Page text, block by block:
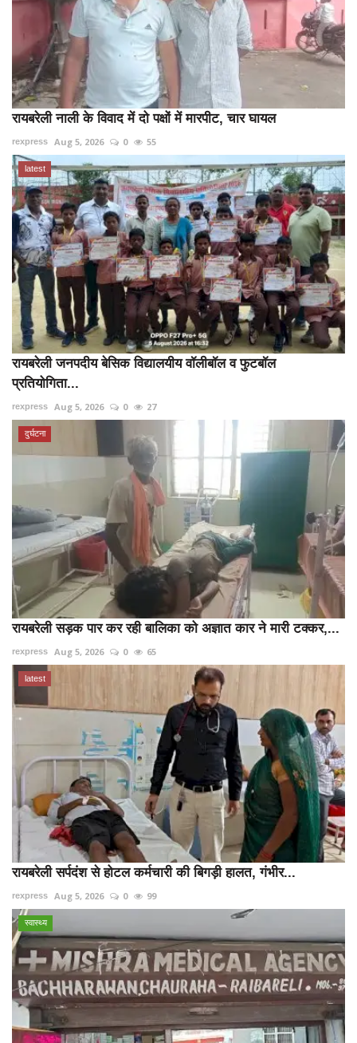
रायबरेली नाली के विवाद में दो पक्षों में मारपीट, चार घायल
rexpress Aug 5, 2026 0 55
latest
रायबरेली जनपदीय बेसिक विद्यालयीय वॉलीबॉल व फुटबॉल
प्रतियोगिता...
rexpress Aug 5, 2026 0 27
दुर्घटना
रायबरेली सड़क पार कर रही बालिका को अज्ञात कार ने मारी टक्कर,...
rexpress Aug 5, 2026 0 65
latest
रायबरेली सर्पदंश से होटल कर्मचारी की बिगड़ी हालत, गंभीर...
rexpress Aug 5, 2026 0 99
स्वास्थ्य